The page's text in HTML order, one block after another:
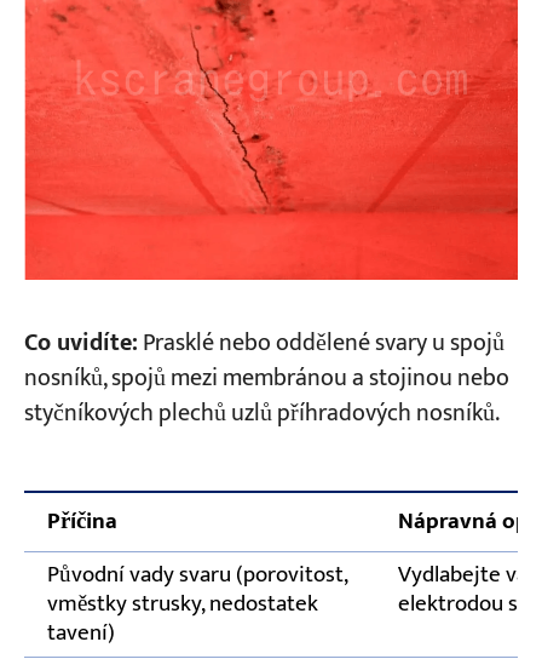
Co uvidíte:Prasklé nebo oddělené svary u spojů
nosníků, spojů mezi membránou a stojinou nebo
styčníkových plechů uzlů příhradových nosníků.
Příčina
Nápravná
Původní vady svaru (porovitost,
vměstky strusky, nedostatek
tavení)
Vydlabejte
elektrodou s